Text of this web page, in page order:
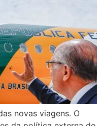
novas viagens. O